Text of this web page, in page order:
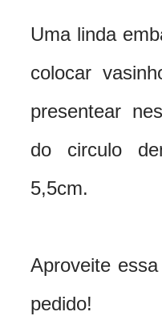
Uma linda
colocar
presentear
do circulo
5,5cm.
Aproveite
pedido!